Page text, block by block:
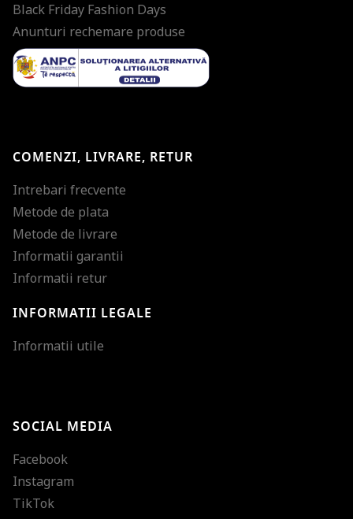
Black Friday Fashion Days
Anunturi rechemare produse
COMENZI, LIVRARE, RETUR
Intrebari frecvente
Metode de plata
Metode de livrare
Informatii garantii
Informatii retur
INFORMATII LEGALE
Informatii utile
SOCIAL MEDIA
Facebook
Instagram
TikTok